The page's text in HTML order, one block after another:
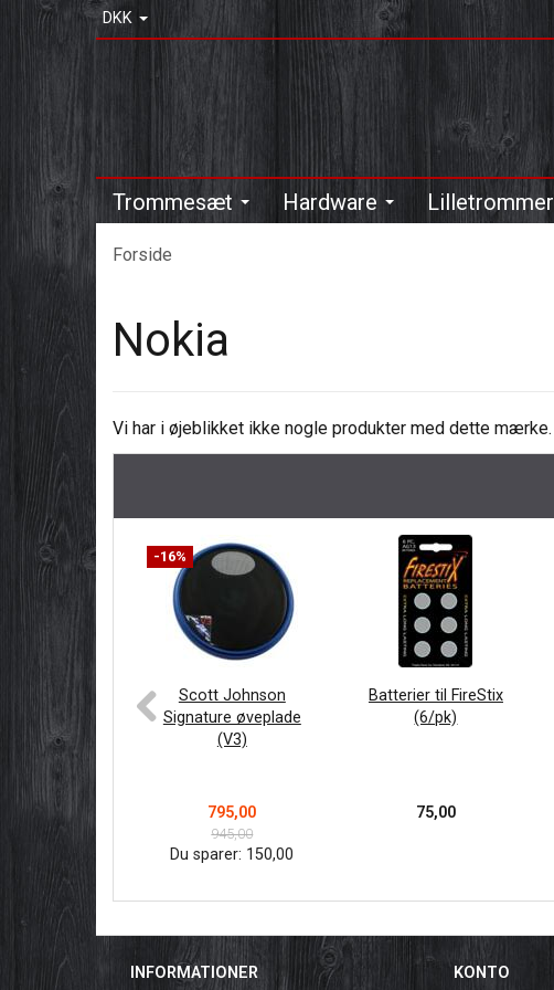
DKK
Trommesæt Hardware Lilletrommer
Forside
Nokia
Vi har i øjeblikket ikke nogle produkter med dette mærke.
-16%
Scott Johnson
Signature øveplade
(V3)
795,00
945,00
Du sparer: 150,00
Batterier til FireStix
(6/pk)
75,00
INFORMATIONER KONTO